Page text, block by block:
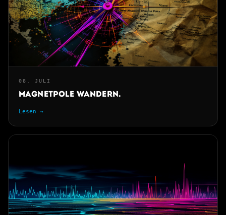
08. JULI
Magnetpole wandern.
Lesen →